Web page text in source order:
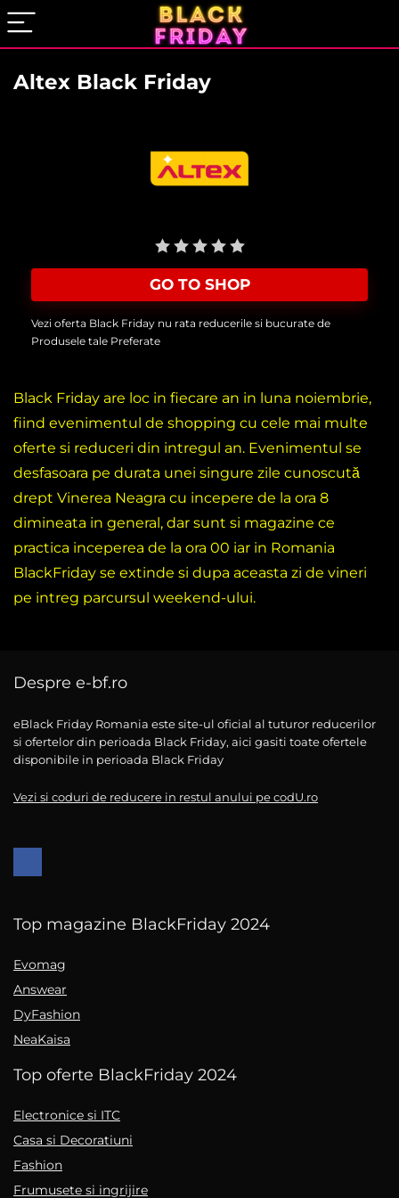
Altex Black Friday
GO TO SHOP
Vezi oferta Black Friday nu rata reducerile si bucurate de
Produsele tale Preferate
Black Friday are loc in fiecare an in luna noiembrie,
fiind evenimentul de shopping cu cele mai multe
oferte si reduceri din intregul an. Evenimentul se
desfasoara pe durata unei singure zile cunoscută
drept Vinerea Neagra cu incepere de la ora 8
dimineata in general, dar sunt si magazine ce
practica inceperea de la ora 00 iar in Romania
BlackFriday se extinde si dupa aceasta zi de vineri
pe intreg parcursul weekend-ului.
Despre e-bf.ro
eBlack Friday Romania este site-ul oficial al tuturor reducerilor
si ofertelor din perioada Black Friday, aici gasiti toate ofertele
disponibile in perioada Black Friday
Vezi si coduri de reducere in restul anului pe codU.ro
Top magazine BlackFriday 2024
Evomag
Answear
DyFashion
NeaKaisa
Top oferte BlackFriday 2024
Electronice si ITC
Casa si Decoratiuni
Fashion
Frumusete si ingrijire